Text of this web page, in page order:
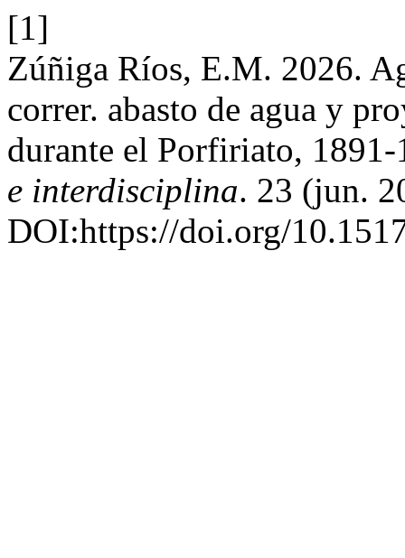
[1]
Zúñiga Ríos, E.M. 2026.
correr. abasto de agua y
durante el Porfiriato,
e interdisciplina. 23 (jun.
DOI:https://doi.org/